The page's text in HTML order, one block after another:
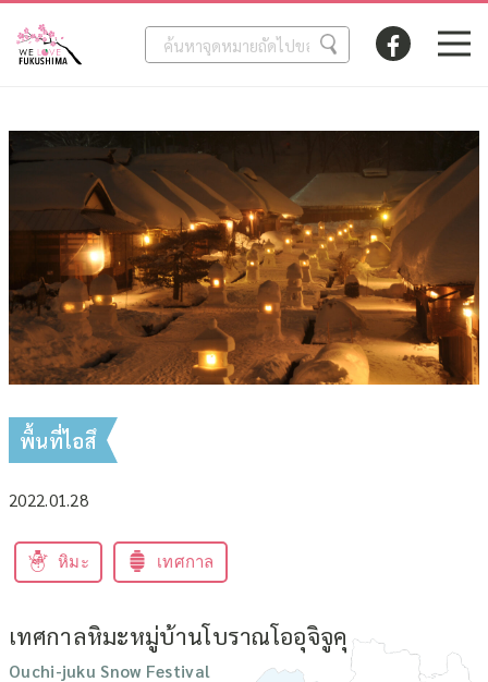
พื้นที่ไอสึ
2022.01.28
หิมะ เทศกาล
เทศกาลหิมะหมู่บ้านโบราณโออุจิจูคุ
Ouchi-juku Snow Festival